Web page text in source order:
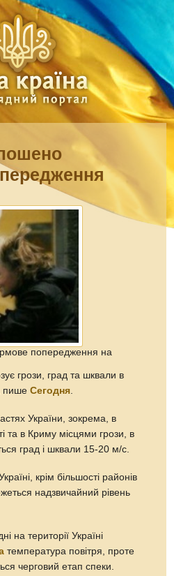
попередження на
грози, град та шквали в
пишеСегодня
України, зокрема, в
та в Криму місцями грози, в
град і шквали 15-20 м/с.
крім більшості районів
надзвичайний рівень
на території Україні
температура повітря, проте
черговий етап спеки.